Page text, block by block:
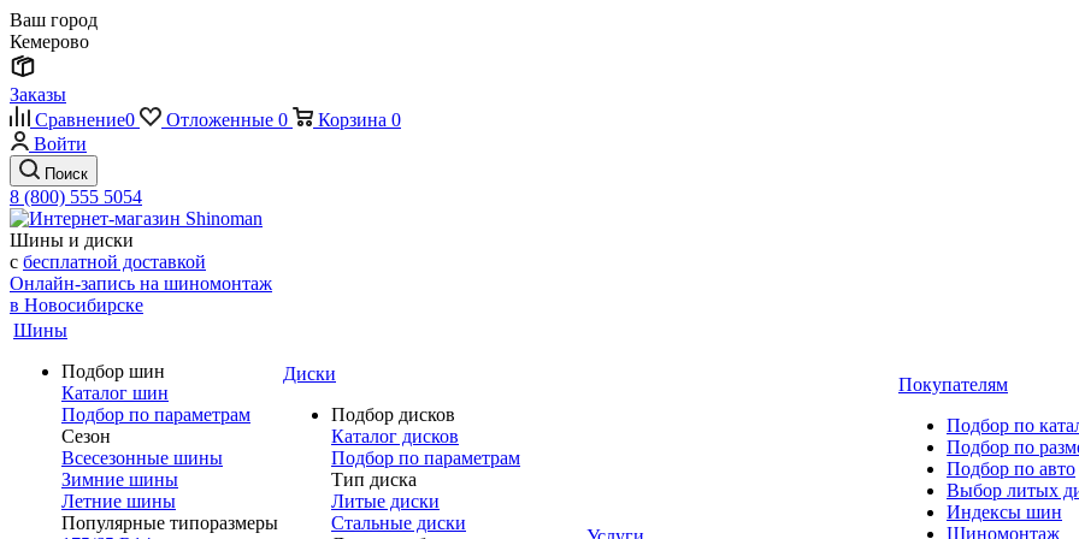
Ваш город
Кемерово
Заказы
Сравнение0 Отложенные 0 Корзина 0
Войти
Поиск
8 (800) 555 5054
Шины и диски
с бесплатной доставкой
Онлайн-запись на шиномонтаж
в Новосибирске
Шины
Подбор шин
Каталог шин
Подбор по параметрам
Сезон
Всесезонные шины
Зимние шины
Летние шины
Популярные типоразмеры
Диски
Подбор дисков
Каталог дисков
Подбор по параметрам
Тип диска
Литые диски
Стальные диски
Покупателям
Подбор по
Подбор по
Подбор по авто
Выбор литых
Индексы шин
Шиномонтаж